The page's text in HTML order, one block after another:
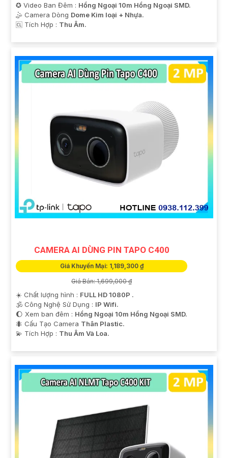
✪ Video Ban Đêm : Hồng Ngoại 10m Hồng Ngoại SMD.
🤹 Camera Dòng Dome Kim loại + Nhựa.
️🆑 Tích Hợp : Thu Âm.
CAMERA AI DÙNG PIN TAPO C400
Giá Khuyến Mại: 1,189,300 ₫
Giá Bán: 1,699,000 ₫
☀️ Chất lượng hình : FULL HD 1080P .
🕉️ Công Nghệ Sử Dụng : IP Wifi.
🌔 Xem ban đêm : Hồng Ngoại 10m Hồng Ngoại SMD.
🐜 Cấu Tạo Camera Thân Plastic.
️💫 Tích Hợp : Thu Âm Và Loa.